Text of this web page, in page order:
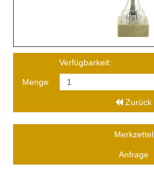
Verfügbarkeit:
Menge:
Zurück
Merkzettel
Anfrage